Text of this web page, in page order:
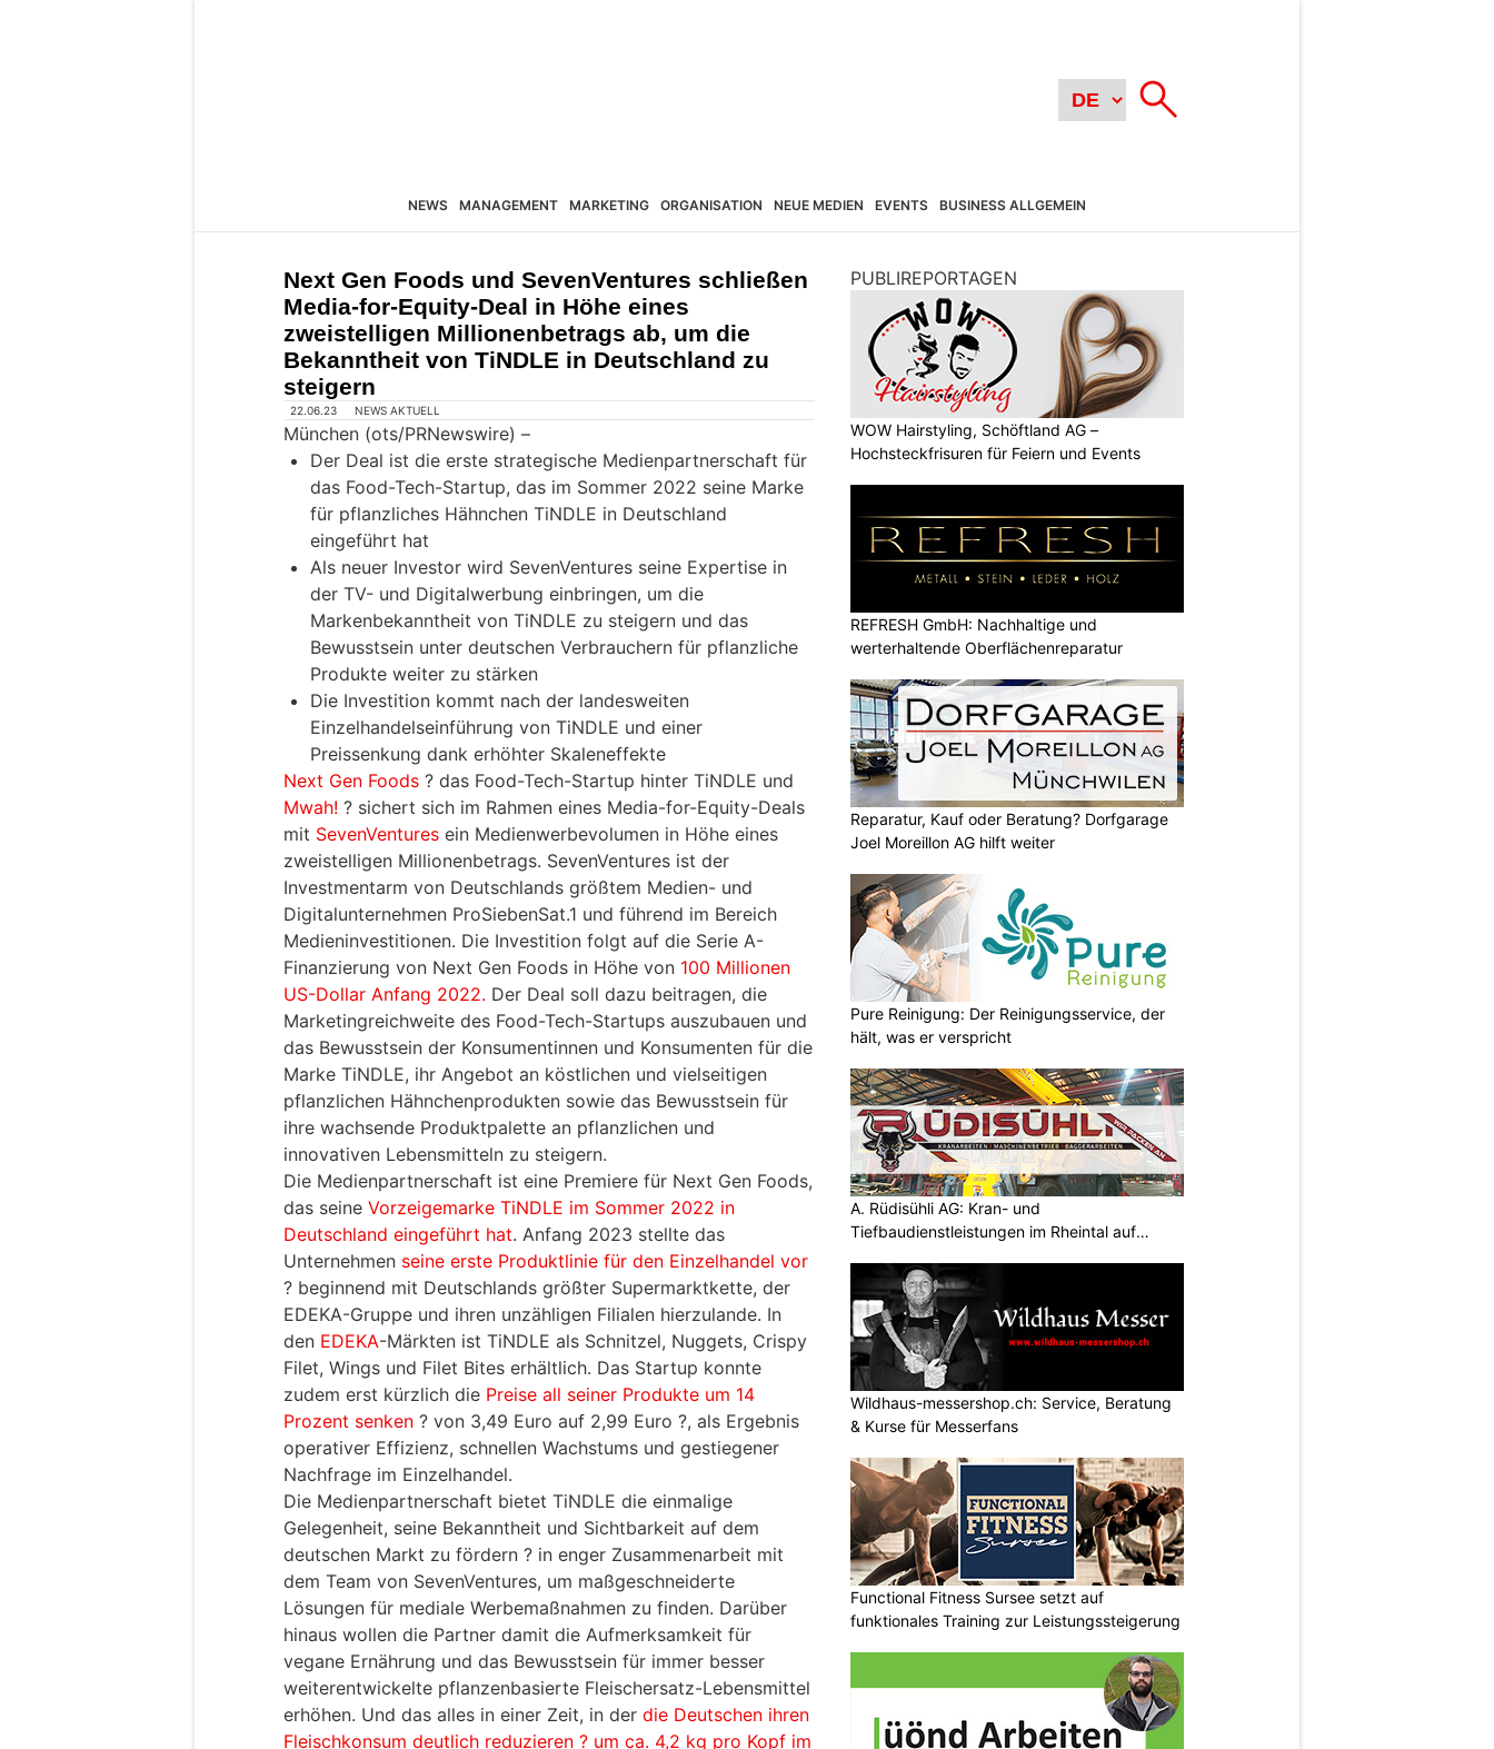
NEWS MANAGEMENT MARKETING ORGANISATION NEUE MEDIEN EVENTS BUSINESS ALLGEMEIN
Next Gen Foods und SevenVentures schließen
Media-for-Equity-Deal in Höhe eines
zweistelligen Millionenbetrags ab, um die
Bekanntheit von TiNDLE in Deutschland zu
steigern
22.06.23 NEWS AKTUELL
München (ots/PRNewswire) –
Der Deal ist die erste strategische Medienpartnerschaft für
das Food-Tech-Startup, das im Sommer 2022 seine Marke
für pflanzliches Hähnchen TiNDLE in Deutschland
eingeführt hat
Als neuer Investor wird SevenVentures seine Expertise in
der TV- und Digitalwerbung einbringen, um die
Markenbekanntheit von TiNDLE zu steigern und das
Bewusstsein unter deutschen Verbrauchern für pflanzliche
Produkte weiter zu stärken
Die Investition kommt nach der landesweiten
Einzelhandelseinführung von TiNDLE und einer
Preissenkung dank erhöhter Skaleneffekte
Next Gen Foods ? das Food-Tech-Startup hinter TiNDLE und
Mwah! ? sichert sich im Rahmen eines Media-for-Equity-Deals
mit SevenVentures ein Medienwerbevolumen in Höhe eines
zweistelligen Millionenbetrags. SevenVentures ist der
Investmentarm von Deutschlands größtem Medien- und
Digitalunternehmen ProSiebenSat.1 und führend im Bereich
Medieninvestitionen. Die Investition folgt auf die Serie A-
Finanzierung von Next Gen Foods in Höhe von 100 Millionen
US-Dollar Anfang 2022. Der Deal soll dazu beitragen, die
Marketingreichweite des Food-Tech-Startups auszubauen und
das Bewusstsein der Konsumentinnen und Konsumenten für die
Marke TiNDLE, ihr Angebot an köstlichen und vielseitigen
pflanzlichen Hähnchenprodukten sowie das Bewusstsein für
ihre wachsende Produktpalette an pflanzlichen und
innovativen Lebensmitteln zu steigern.
Die Medienpartnerschaft ist eine Premiere für Next Gen Foods,
das seine Vorzeigemarke TiNDLE im Sommer 2022 in
Deutschland eingeführt hat. Anfang 2023 stellte das
Unternehmen seine erste Produktlinie für den Einzelhandel vor
? beginnend mit Deutschlands größter Supermarktkette, der
EDEKA-Gruppe und ihren unzähligen Filialen hierzulande. In
den EDEKA-Märkten ist TiNDLE als Schnitzel, Nuggets, Crispy
Filet, Wings und Filet Bites erhältlich. Das Startup konnte
zudem erst kürzlich die Preise all seiner Produkte um 14
Prozent senken ? von 3,49 Euro auf 2,99 Euro ?, als Ergebnis
operativer Effizienz, schnellen Wachstums und gestiegener
Nachfrage im Einzelhandel.
Die Medienpartnerschaft bietet TiNDLE die einmalige
Gelegenheit, seine Bekanntheit und Sichtbarkeit auf dem
deutschen Markt zu fördern ? in enger Zusammenarbeit mit
dem Team von SevenVentures, um maßgeschneiderte
Lösungen für mediale Werbemaßnahmen zu finden. Darüber
hinaus wollen die Partner damit die Aufmerksamkeit für
vegane Ernährung und das Bewusstsein für immer besser
weiterentwickelte pflanzenbasierte Fleischersatz-Lebensmittel
erhöhen. Und das alles in einer Zeit, in der die Deutschen ihren
Fleischkonsum deutlich reduzieren ? um ca. 4,2 kg pro Kopf im
PUBLIREPORTAGEN
WOW Hairstyling, Schöftland AG –
Hochsteckfrisuren für Feiern und Events
REFRESH GmbH: Nachhaltige und
werterhaltende Oberflächenreparatur
Reparatur, Kauf oder Beratung? Dorfgarage
Joel Moreillon AG hilft weiter
Pure Reinigung: Der Reinigungsservice, der
hält, was er verspricht
A. Rüdisühli AG: Kran- und
Tiefbaudienstleistungen im Rheintal auf
Wildhaus-messershop.ch: Service, Beratung
& Kurse für Messerfans
Functional Fitness Sursee setzt auf
funktionales Training zur Leistungssteigerung